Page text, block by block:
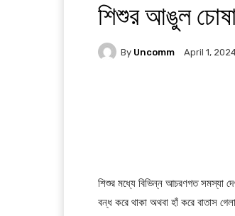
শিশুর আঙুল
By Uncomm April 1,
শিশুর মধ্যে বিভিন্ন আচরণগত সমস্যা
বন্ধ করে থাকা অথবা হাঁ করে বাতাস